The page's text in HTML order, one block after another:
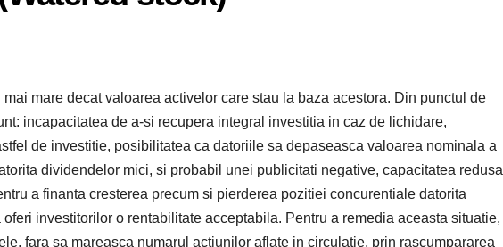
mare decat valoarea activelor care stau la baza acestora. Din punctul de
incapacitatea de a-si recupera integral investitia in caz de lichidare,
de investitie, posibilitatea ca datoriile sa depaseasca valoarea nominala a
dividendelor mici, si probabil unei publicitati negative, capacitatea redusa
a finanta cresterea precum si pierderea pozitiei concurentiale datorita
investitorilor o rentabilitate acceptabila. Pentru a remedia aceasta situatie,
fara sa mareasca numarul actiunilor aflate in circulatie, prin rascumpararea